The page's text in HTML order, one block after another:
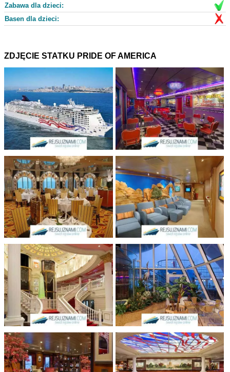
Zabawa dla dzieci:
Basen dla dzieci:
ZDJĘCIE STATKU PRIDE OF AMERICA